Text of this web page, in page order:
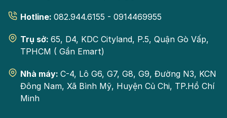
Hotline: 082.944.6155 - 0914469955
Trụ sở: 65, D4, KDC Cityland, P.5, Quận Gò Vấp,
TPHCM ( Gần Emart)
Nhà máy: C-4, Lô G6, G7, G8, G9, Đường N3, KCN
Đông Nam, Xã Bình Mỹ, Huyện Củ Chi, TP.Hồ Chí
Minh